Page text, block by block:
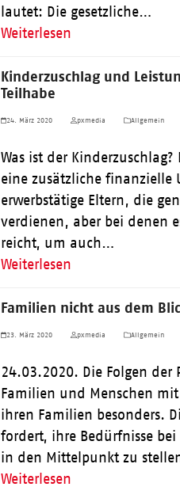
lautet: Die gesetzliche…
Weiterlesen
Kinderzuschlag und
Teilhabe
24. März 2020 pxmedia Allgemein
Was ist der
eine zusätzliche finanzielle
erwerbstätige Eltern, die
verdienen, aber bei denen
reicht, um auch…
Weiterlesen
Familien nicht aus dem
23. März 2020 pxmedia Allgemein
24.03.2020. Die Folgen
Familien und Menschen
ihren Familien besonders.
fordert, ihre Bedürfnisse
in den Mittelpunkt zu
Weiterlesen